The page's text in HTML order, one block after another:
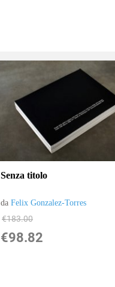
Senza titolo
daFelix Gonzalez-Torres
€183.00
€98.82